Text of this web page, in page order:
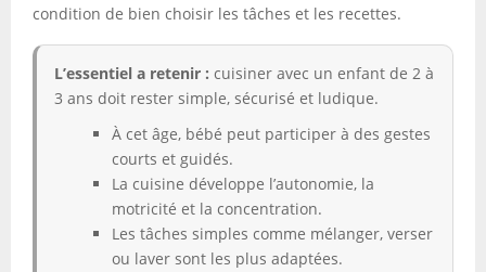
condition de bien choisir les tâches et les recettes.
L’essentiel a retenir : cuisiner avec un enfant de 2 à
3 ans doit rester simple, sécurisé et ludique.
À cet âge, bébé peut participer à des gestes
courts et guidés.
La cuisine développe l’autonomie, la
motricité et la concentration.
Les tâches simples comme mélanger, verser
ou laver sont les plus adaptées.